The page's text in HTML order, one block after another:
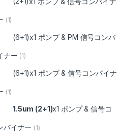
(1)
(6+1)x1 ポンプ & PM 信号コンバ
ナー (1)
(6+1)x1 ポンプ & 信号コンバイナ
(1)
1.5um (2+1)x1 ポンプ & 信号コ
バイナー (1)